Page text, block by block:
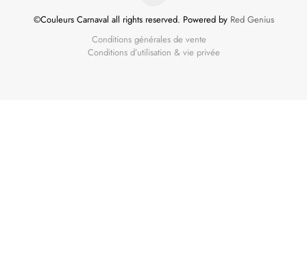
©Couleurs Carnaval all rights reserved. Powered by Red Genius
Conditions générales de vente
Conditions d’utilisation & vie privée